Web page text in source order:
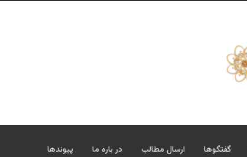
گفتگوها ارسال مطالب در باره ما پیوندها